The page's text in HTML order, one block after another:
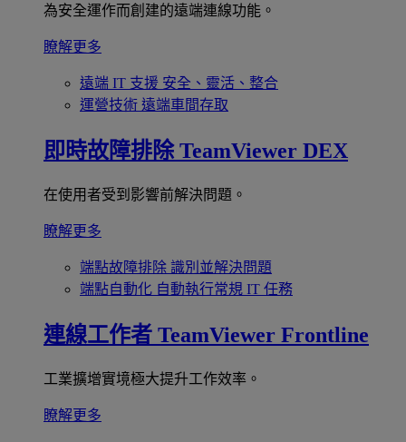
為安全運作而創建的遠端連線功能。
瞭解更多
遠端 IT 支援 安全、靈活、整合
運營技術 遠端車間存取
即時故障排除 TeamViewer DEX
在使用者受到影響前解決問題。
瞭解更多
端點故障排除 識別並解決問題
端點自動化 自動執行常規 IT 任務
連線工作者 TeamViewer Frontline
工業擴增實境極大提升工作效率。
瞭解更多